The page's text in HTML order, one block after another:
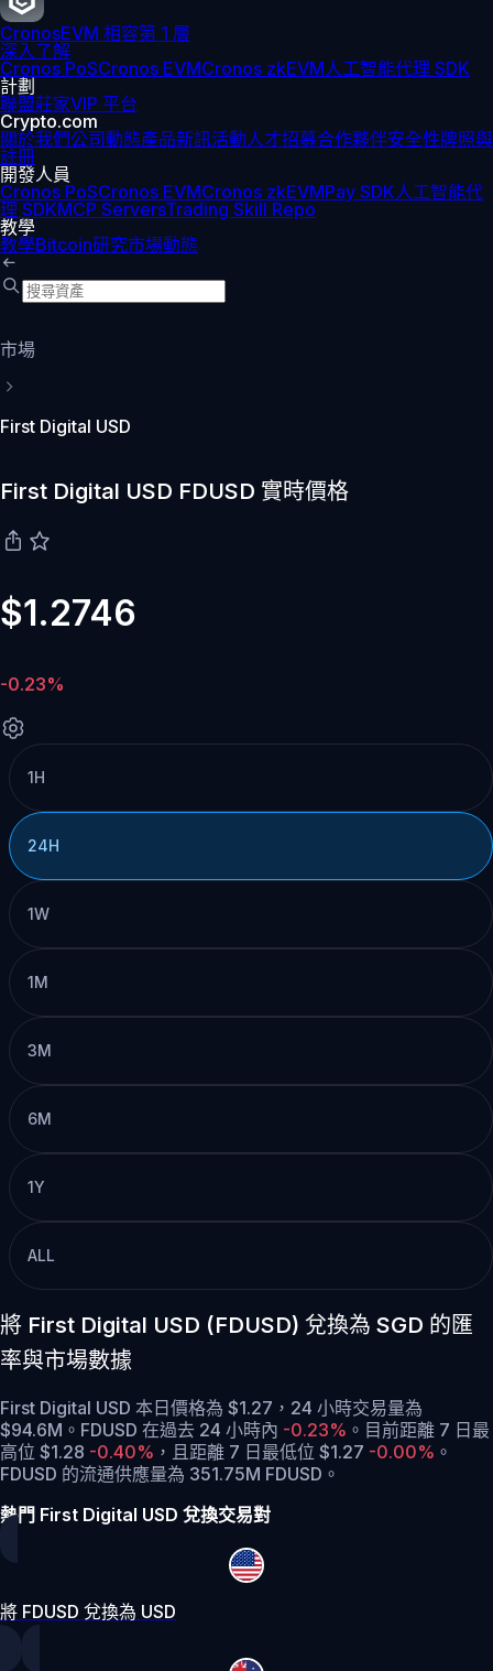
CronosEVM 相容第 1 層
深入了解
Cronos PoSCronos EVMCronos zkEVM人工智能代理 SDK
計劃
聯盟莊家VIP 平台
Crypto.com
關於我們公司動態產品新訊活動人才招募合作夥伴安全性牌照與
註冊
開發人員
Cronos PoSCronos EVMCronos zkEVMPay SDK人工智能代
理 SDKMCP ServersTrading Skill Repo
教學
教學Bitcoin研究市場動態
市場
First Digital USD
First Digital USD FDUSD 實時價格
$1.2746
-0.23%
1H
24H
1W
1M
3M
6M
1Y
ALL
將 First Digital USD (FDUSD) 兌換為 SGD 的匯
率與市場數據
First Digital USD 本日價格為 $1.27，24 小時交易量為
$94.6M。FDUSD 在過去 24 小時內 -0.23% 。 目前距離 7 日最
高位 $1.28 -0.40% ， 且距離 7 日最低位 $1.27 -0.00% 。
FDUSD 的流通供應量為 351.75M FDUSD。
熱門 First Digital USD 兌換交易對
將 FDUSD 兌換為 USD